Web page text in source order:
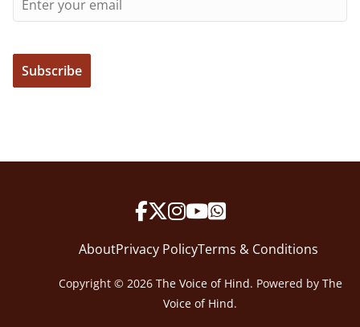
AboutPrivacy PolicyTerms & Conditions
Copyright © 2026 The Voice of Hind. Powered by The
Voice of Hind.